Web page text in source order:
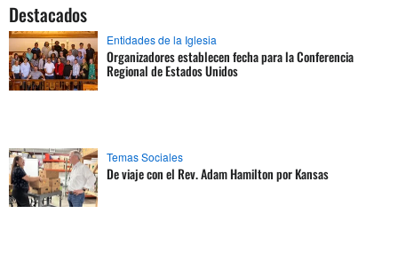
Destacados
Entidades de la Iglesia
Organizadores establecen fecha para la Conferencia
Regional de Estados Unidos
Temas Sociales
De viaje con el Rev. Adam Hamilton por Kansas